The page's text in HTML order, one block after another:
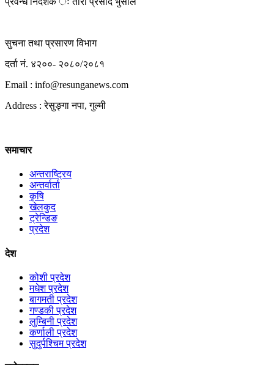
सुचना तथा प्रसारण विभाग
दर्ता नं. ४२००- २०८०/२०८१
Email : info@resunganews.com
Address : रेसुङ्गा नपा, गुल्मी
समाचार
अन्तराष्ट्रिय
अन्तर्वार्ता
कृषि
खेलकुद
ट्रेन्डिङ
प्रदेश
देश
कोशी प्रदेश
मधेश प्रदेश
बागमती प्रदेश
गण्डकी प्रदेश
लुम्बिनी प्रदेश
कर्णाली प्रदेश
सुदुर्पश्चिम प्रदेश